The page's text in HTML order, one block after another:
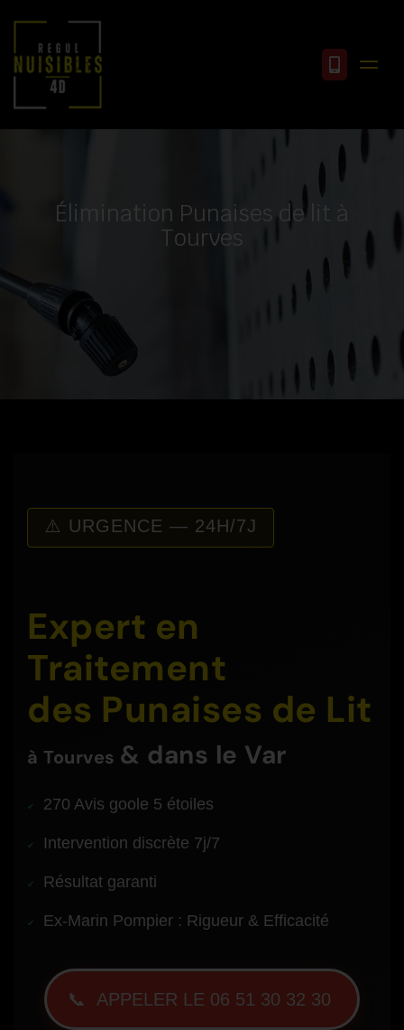
Élimination Punaises de lit à
Tourves
⚠️ URGENCE — 24H/7J
Expert en
Traitement
des Punaises de Lit
à Tourves & dans le Var
270 Avis goole 5 étoiles
Intervention discrète 7j/7
Résultat garanti
Ex-Marin Pompier : Rigueur & Efficacité
📞 APPELER LE 06 51 30 32 30